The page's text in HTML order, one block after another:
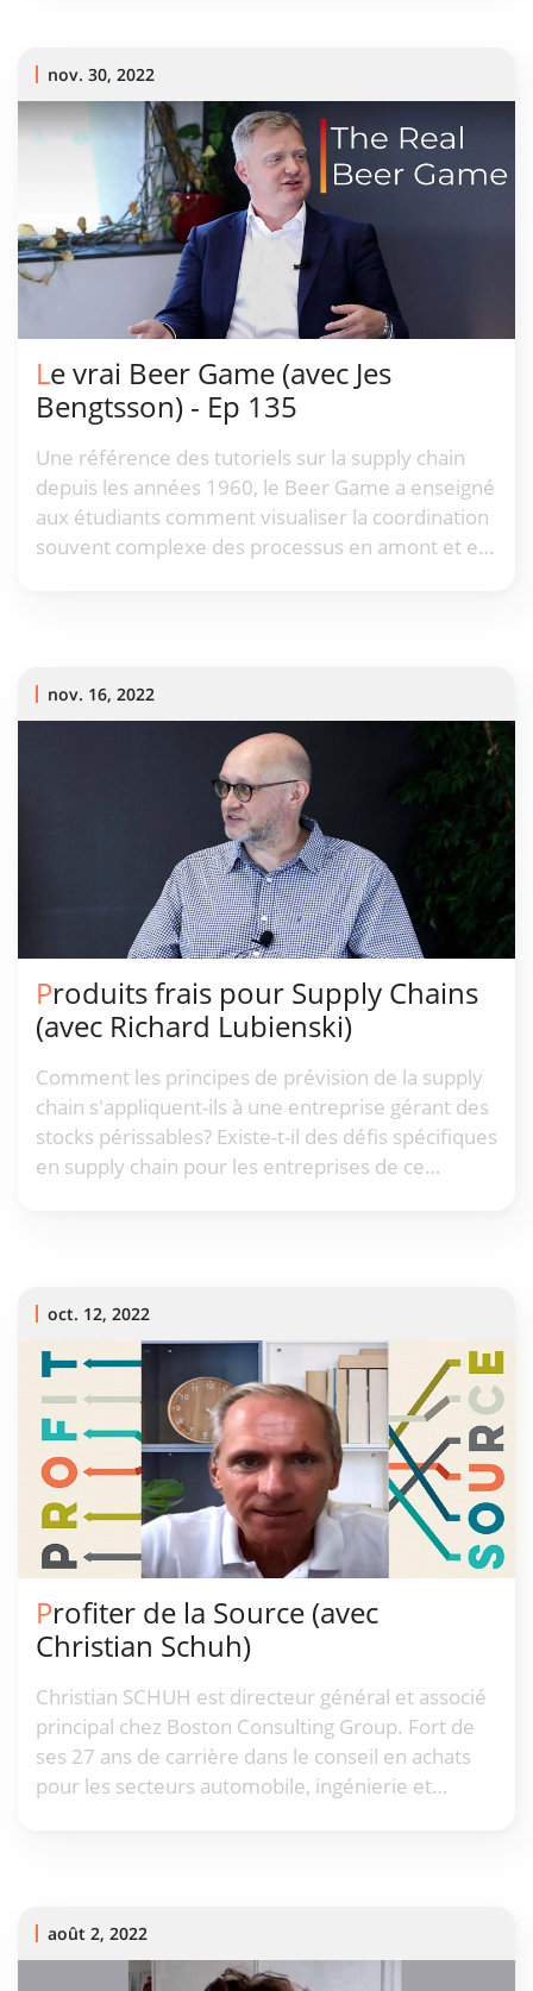
nov. 30, 2022
Le vrai Beer Game (avec Jes
Bengtsson) - Ep 135
Une référence des tutoriels sur la supply chain
depuis les années 1960, le Beer Game a enseigné
aux étudiants comment visualiser la coordination
souvent complexe des processus en amont et en
nov. 16, 2022
Produits frais pour Supply Chains
(avec Richard Lubienski)
Comment les principes de prévision de la supply
chain s'appliquent-ils à une entreprise gérant des
stocks périssables? Existe-t-il des défis spécifiques
en supply chain pour les entreprises de ce
oct. 12, 2022
Profiter de la Source (avec
Christian Schuh)
Christian SCHUH est directeur général et associé
principal chez Boston Consulting Group. Fort de
ses 27 ans de carrière dans le conseil en achats
pour les secteurs automobile, ingénierie et
août 2, 2022